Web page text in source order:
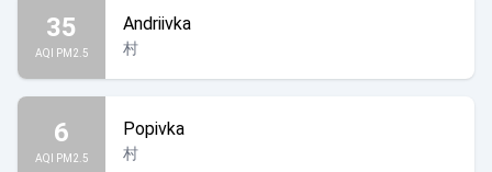
35
AQI PM2.5
Andriivka
村
6
AQI PM2.5
Popivka
村